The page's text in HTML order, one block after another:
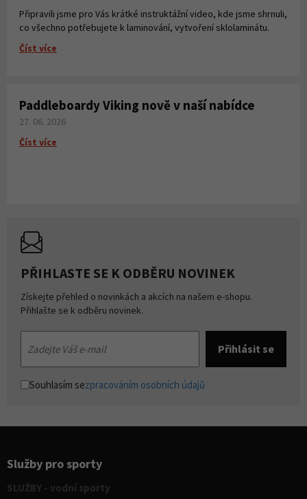
Připravili jsme pro Vás krátké instruktážní video, kde jsme shrnuli,
co všechno potřebujete k laminování, vytvoření sklolaminátu.
Číst více
Paddleboardy Viking nově v naší nabídce
27. 06. 2026
Číst více
PŘIHLASTE SE K ODBĚRU NOVINEK
Získejte přehled o novinkách a akcích na našem e-shopu.
Přihlašte se k odběru novinek.
Souhlasím sezpracováním osobních údajů
Služby pro sporty
SLUŽBY - vodní sporty